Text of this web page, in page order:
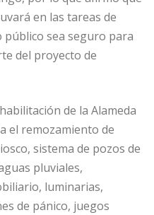
en las tareas de
sea seguro para
del proyecto de
de la Alameda
el remozamiento de
sistema de pozos de
pluviales,
luminarias,
de pánico, juegos